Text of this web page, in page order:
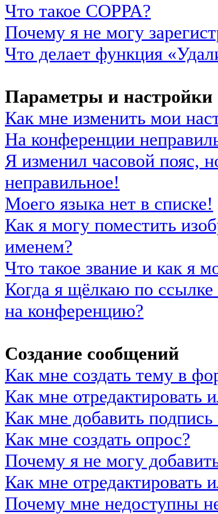
Что такое COPPA?
Почему я не могу
Что делает функция
Параметры и настройки
Как мне изменить мои
На конференции
Я изменил часовой пояс,
неправильное!
Моего языка нет в списке!
Как я могу поместить
именем?
Что такое звание и как я
Когда я щёлкаю по
на конференцию?
Создание сообщений
Как мне создать тему в
Как мне отредактировать
Как мне добавить
Как мне создать опрос?
Почему я не могу
Как мне отредактировать
Почему мне недоступны